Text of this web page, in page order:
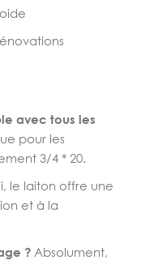
avec tous les
pour les
3/4 * 20.
le laiton offre une
et à la
? Absolument,